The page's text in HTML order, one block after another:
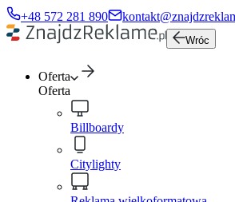
+48 572 281 890
Wróc
Oferta
Oferta
Billboardy
Citylighty